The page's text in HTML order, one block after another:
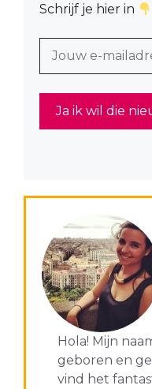
Schrijf je hier in
Hola! Mijn
geboren en
vind het